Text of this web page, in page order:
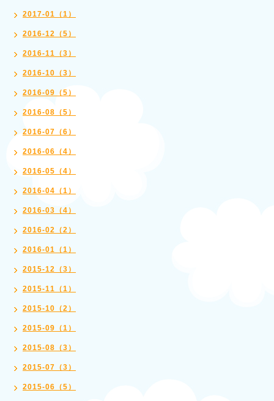
2017-01（1）
2016-12（5）
2016-11（3）
2016-10（3）
2016-09（5）
2016-08（5）
2016-07（6）
2016-06（4）
2016-05（4）
2016-04（1）
2016-03（4）
2016-02（2）
2016-01（1）
2015-12（3）
2015-11（1）
2015-10（2）
2015-09（1）
2015-08（3）
2015-07（3）
2015-06（5）